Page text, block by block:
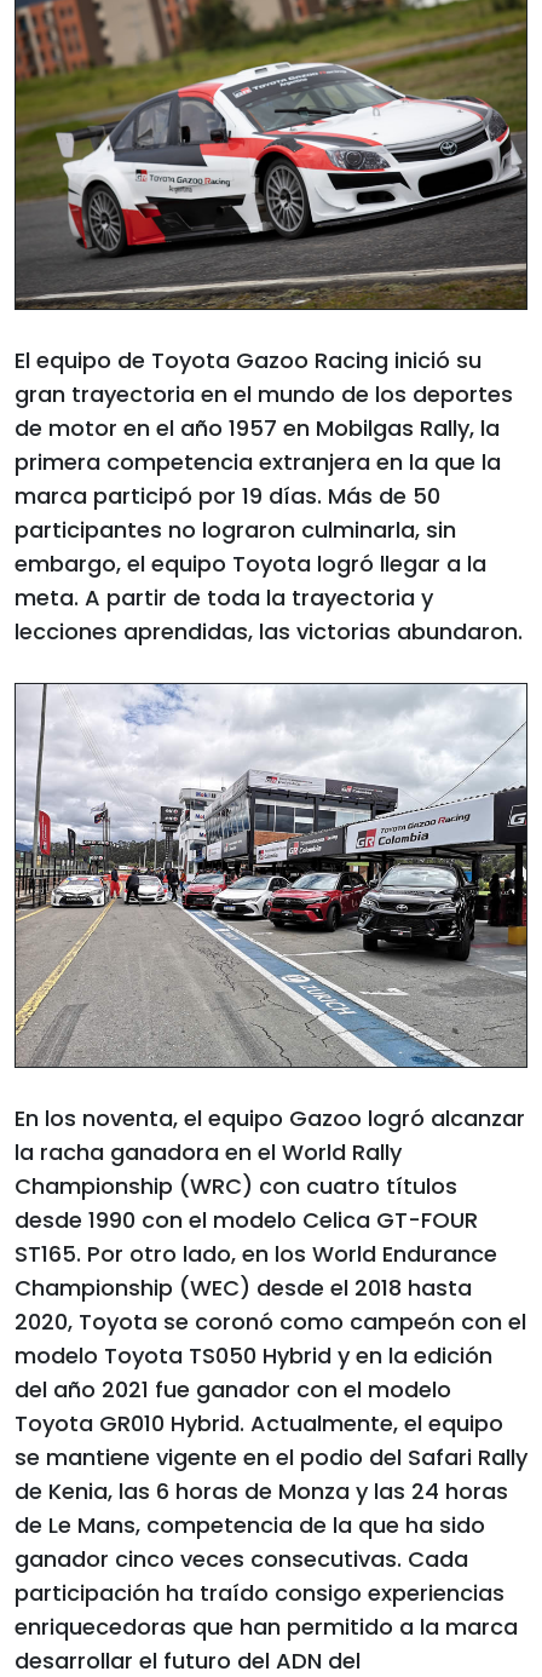
El equipo de Toyota Gazoo Racing inició su
gran trayectoria en el mundo de los deportes
de motor en el año 1957 en Mobilgas Rally, la
primera competencia extranjera en la que la
marca participó por 19 días. Más de 50
participantes no lograron culminarla, sin
embargo, el equipo Toyota logró llegar a la
meta. A partir de toda la trayectoria y
lecciones aprendidas, las victorias abundaron.
En los noventa, el equipo Gazoo logró alcanzar
la racha ganadora en el World Rally
Championship (WRC) con cuatro títulos
desde 1990 con el modelo Celica GT-FOUR
ST165. Por otro lado, en los World Endurance
Championship (WEC) desde el 2018 hasta
2020, Toyota se coronó como campeón con el
modelo Toyota TS050 Hybrid y en la edición
del año 2021 fue ganador con el modelo
Toyota GR010 Hybrid. Actualmente, el equipo
se mantiene vigente en el podio del Safari Rally
de Kenia, las 6 horas de Monza y las 24 horas
de Le Mans, competencia de la que ha sido
ganador cinco veces consecutivas. Cada
participación ha traído consigo experiencias
enriquecedoras que han permitido a la marca
desarrollar el futuro del ADN del